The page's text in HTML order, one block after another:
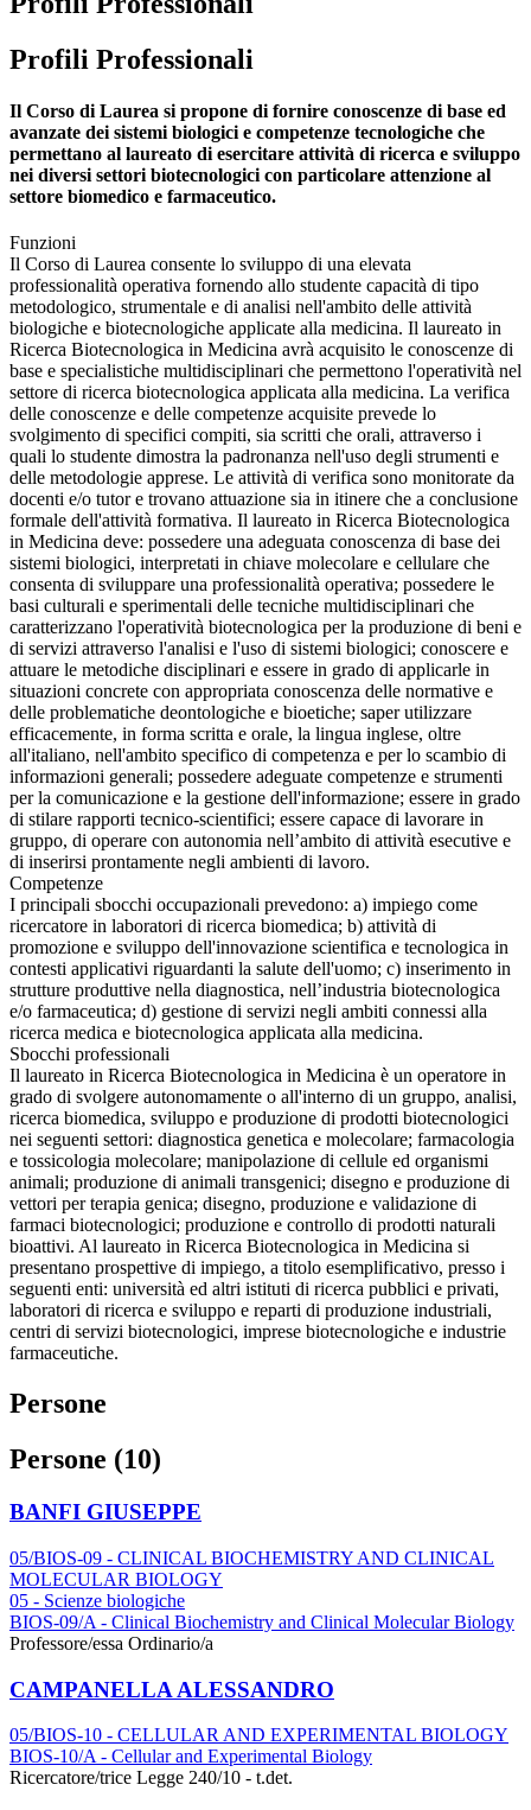
Profili Professionali
Il Corso di Laurea si propone di fornire conoscenze di base ed
avanzate dei sistemi biologici e competenze tecnologiche che
permettano al laureato di esercitare attività di ricerca e sviluppo
nei diversi settori biotecnologici con particolare attenzione al
settore biomedico e farmaceutico.
Funzioni
Il Corso di Laurea consente lo sviluppo di una elevata
professionalità operativa fornendo allo studente capacità di tipo
metodologico, strumentale e di analisi nell'ambito delle attività
biologiche e biotecnologiche applicate alla medicina. Il laureato in
Ricerca Biotecnologica in Medicina avrà acquisito le conoscenze di
base e specialistiche multidisciplinari che permettono l'operatività nel
settore di ricerca biotecnologica applicata alla medicina. La verifica
delle conoscenze e delle competenze acquisite prevede lo
svolgimento di specifici compiti, sia scritti che orali, attraverso i
quali lo studente dimostra la padronanza nell'uso degli strumenti e
delle metodologie apprese. Le attività di verifica sono monitorate da
docenti e/o tutor e trovano attuazione sia in itinere che a conclusione
formale dell'attività formativa. Il laureato in Ricerca Biotecnologica
in Medicina deve: possedere una adeguata conoscenza di base dei
sistemi biologici, interpretati in chiave molecolare e cellulare che
consenta di sviluppare una professionalità operativa; possedere le
basi culturali e sperimentali delle tecniche multidisciplinari che
caratterizzano l'operatività biotecnologica per la produzione di beni e
di servizi attraverso l'analisi e l'uso di sistemi biologici; conoscere e
attuare le metodiche disciplinari e essere in grado di applicarle in
situazioni concrete con appropriata conoscenza delle normative e
delle problematiche deontologiche e bioetiche; saper utilizzare
efficacemente, in forma scritta e orale, la lingua inglese, oltre
all'italiano, nell'ambito specifico di competenza e per lo scambio di
informazioni generali; possedere adeguate competenze e strumenti
per la comunicazione e la gestione dell'informazione; essere in grado
di stilare rapporti tecnico-scientifici; essere capace di lavorare in
gruppo, di operare con autonomia nell’ambito di attività esecutive e
di inserirsi prontamente negli ambienti di lavoro.
Competenze
I principali sbocchi occupazionali prevedono: a) impiego come
ricercatore in laboratori di ricerca biomedica; b) attività di
promozione e sviluppo dell'innovazione scientifica e tecnologica in
contesti applicativi riguardanti la salute dell'uomo; c) inserimento in
strutture produttive nella diagnostica, nell’industria biotecnologica
e/o farmaceutica; d) gestione di servizi negli ambiti connessi alla
ricerca medica e biotecnologica applicata alla medicina.
Sbocchi professionali
Il laureato in Ricerca Biotecnologica in Medicina è un operatore in
grado di svolgere autonomamente o all'interno di un gruppo, analisi,
ricerca biomedica, sviluppo e produzione di prodotti biotecnologici
nei seguenti settori: diagnostica genetica e molecolare; farmacologia
e tossicologia molecolare; manipolazione di cellule ed organismi
animali; produzione di animali transgenici; disegno e produzione di
vettori per terapia genica; disegno, produzione e validazione di
farmaci biotecnologici; produzione e controllo di prodotti naturali
bioattivi. Al laureato in Ricerca Biotecnologica in Medicina si
presentano prospettive di impiego, a titolo esemplificativo, presso i
seguenti enti: università ed altri istituti di ricerca pubblici e privati,
laboratori di ricerca e sviluppo e reparti di produzione industriali,
centri di servizi biotecnologici, imprese biotecnologiche e industrie
farmaceutiche.
Persone
Persone (10)
BANFI GIUSEPPE
05/BIOS-09 - CLINICAL BIOCHEMISTRY AND CLINICAL
MOLECULAR BIOLOGY
05 - Scienze biologiche
BIOS-09/A - Clinical Biochemistry and Clinical Molecular Biology
Professore/essa Ordinario/a
CAMPANELLA ALESSANDRO
05/BIOS-10 - CELLULAR AND EXPERIMENTAL BIOLOGY
BIOS-10/A - Cellular and Experimental Biology
Ricercatore/trice Legge 240/10 - t.det.